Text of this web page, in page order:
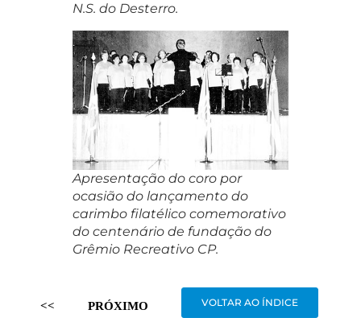
N.S. do Desterro.
Apresentação do coro por
ocasião do lançamento do
carimbo filatélico comemorativo
do centenário de fundação do
Grêmio Recreativo CP.
<<
PRÓXIMO
VOLTAR AO ÍNDICE